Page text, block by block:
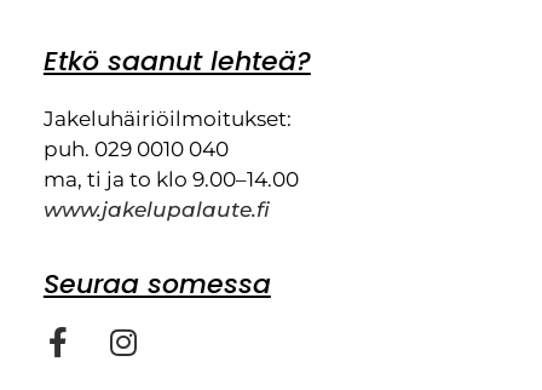
Etkö saanut lehteä?
Jakeluhäiriöilmoitukset:
puh. 029 0010 040
ma, ti ja to klo 9.00–14.00
www.jakelupalaute.fi
Seuraa somessa